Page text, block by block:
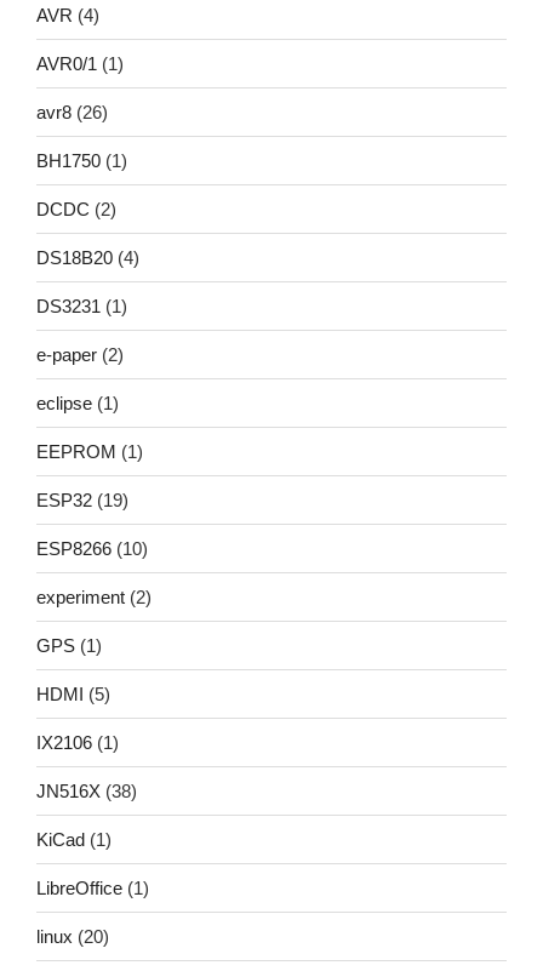
AVR (4)
AVR0/1 (1)
avr8 (26)
BH1750 (1)
DCDC (2)
DS18B20 (4)
DS3231 (1)
e-paper (2)
eclipse (1)
EEPROM (1)
ESP32 (19)
ESP8266 (10)
experiment (2)
GPS (1)
HDMI (5)
IX2106 (1)
JN516X (38)
KiCad (1)
LibreOffice (1)
linux (20)